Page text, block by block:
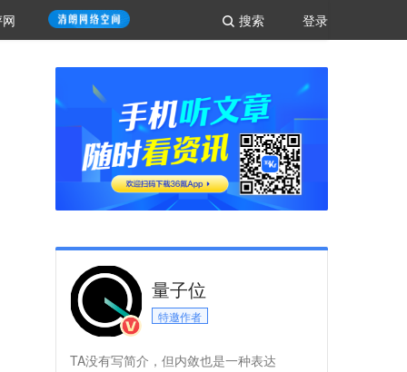
登录
搜索
量子位
特邀作者
TA没有写简介，但内敛也是一种表达